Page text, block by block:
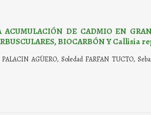
DE CADMIO EN
BIOCARBÓN Y Callisia
AGÜERO, Soledad FARFAN TUCTO,